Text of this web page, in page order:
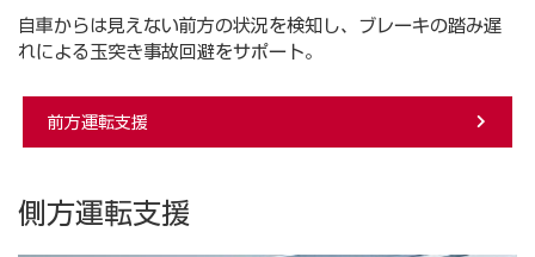
自車からは見えない前方の状況を検知し、ブレーキの踏み遅
れによる玉突き事故回避をサポート。
前⽅運転⽀援
側方運転支援